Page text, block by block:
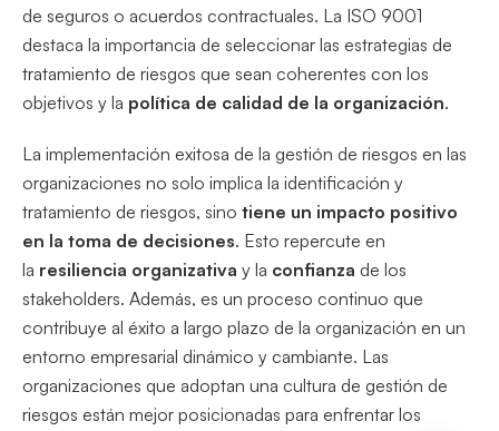
de seguros o acuerdos contractuales. La ISO 9001
destaca la importancia de seleccionar las estrategias de
tratamiento de riesgos que sean coherentes con los
objetivos y la política de calidad de la organización.
La implementación exitosa de la gestión de riesgos en las
organizaciones no solo implica la identificación y
tratamiento de riesgos, sino tiene un impacto positivo
en la toma de decisiones. Esto repercute en
la resiliencia organizativa y la confianza de los
stakeholders. Además, es un proceso continuo que
contribuye al éxito a largo plazo de la organización en un
entorno empresarial dinámico y cambiante. Las
organizaciones que adoptan una cultura de gestión de
riesgos están mejor posicionadas para enfrentar los